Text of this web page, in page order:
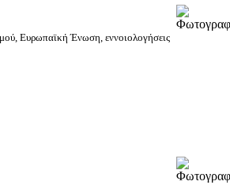
Ευρωπαϊκή Ένωση, εννοιολογήσεις